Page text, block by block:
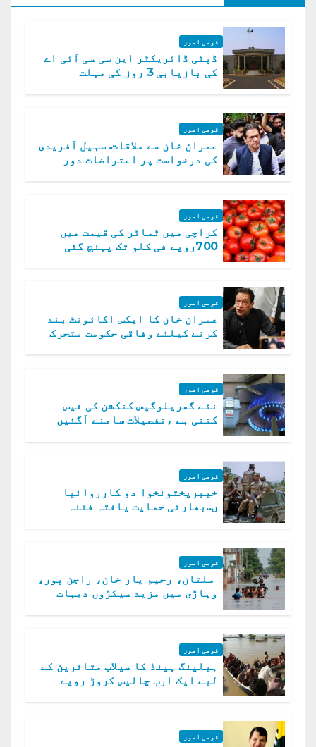
قومی امور
ڈپٹی ڈائریکٹر این سی سی آئی اے
کی بازیابی 3 روز کی مہلت
قومی امور
عمران خان سے ملاقات. سہیل آفریدی
کی درخواست پر اعتراضات دور
قومی امور
کراچی میں ٹماٹر کی قیمت میں
700روپے فی کلو تک پہنچ گئی
قومی امور
عمران خان کا ایکس اکائونٹ بند
کرنے کیلئے وفاقی حکومت متحرک
قومی امور
نئے گھریلوگیس کنکشن کی فیس
کتنی ہے ،تفصیلات سامنے آگئیں
قومی امور
خیبرپختونخوا دو کارروائیا
ں..بھارتی حمایت یافتہ فتنہ
قومی امور
ملتان، رحیم یار خان، راجن پور،
وہاڑی میں مزید سیکڑوں دیہات
قومی امور
ہیلپنگ ہینڈ کا سیلاب متاثرین کے
لیے ایک ارب چالیس کروڑ روپے
قومی امور